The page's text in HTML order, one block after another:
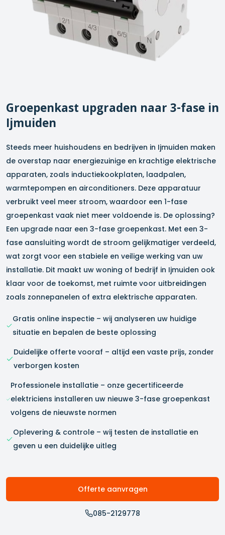
Groepenkast upgraden naar 3-fase in
Ijmuiden
Steeds meer huishoudens en bedrijven in Ijmuiden maken
de overstap naar energiezuinige en krachtige elektrische
apparaten, zoals inductiekookplaten, laadpalen,
warmtepompen en airconditioners. Deze apparatuur
verbruikt veel meer stroom, waardoor een 1-fase
groepenkast vaak niet meer voldoende is. De oplossing?
Een upgrade naar een 3-fase groepenkast. Met een 3-
fase aansluiting wordt de stroom gelijkmatiger verdeeld,
wat zorgt voor een stabiele en veilige werking van uw
installatie. Dit maakt uw woning of bedrijf in Ijmuiden ook
klaar voor de toekomst, met ruimte voor uitbreidingen
zoals zonnepanelen of extra elektrische apparaten.
Gratis online inspectie – wij analyseren uw huidige
situatie en bepalen de beste oplossing
Duidelijke offerte vooraf – altijd een vaste prijs, zonder
verborgen kosten
Professionele installatie – onze gecertificeerde
elektriciens installeren uw nieuwe 3-fase groepenkast
volgens de nieuwste normen
Oplevering & controle – wij testen de installatie en
geven u een duidelijke uitleg
Offerte aanvragen
085-2129778